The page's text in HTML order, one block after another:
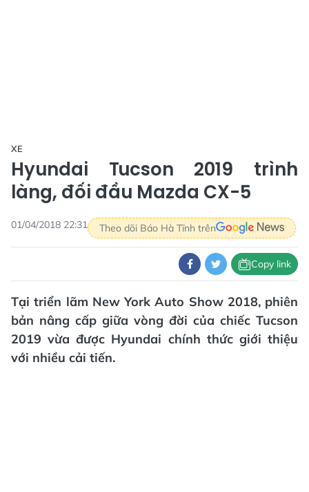
XE
Hyundai Tucson 2019 trình
làng, đối đầu Mazda CX-5
01/04/2018 22:31 Theo dõi Báo Hà Tĩnh trên
Copy link
Tại triển lãm New York Auto Show 2018, phiên
bản nâng cấp giữa vòng đời của chiếc Tucson
2019 vừa được Hyundai chính thức giới thiệu
với nhiều cải tiến.